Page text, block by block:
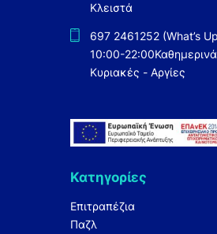
Κλειστά
697 2461252 (What’s
10:00-22:00
Κυριακές - Αργίες
Κατηγορίες
Επιτραπέζια
Παζλ